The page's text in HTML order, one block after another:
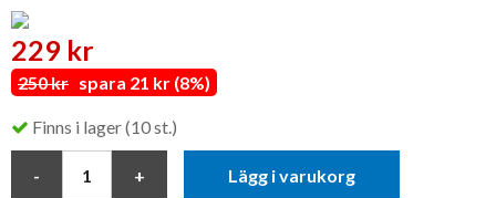
229 kr
250 kr spara 21 kr (8%)
Finns i lager (10 st.)
Lägg i varukorg